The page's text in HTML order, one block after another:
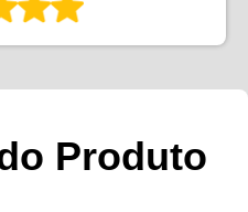
Produto